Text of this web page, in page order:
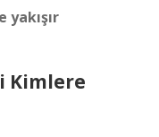
yakışır
Kimlere